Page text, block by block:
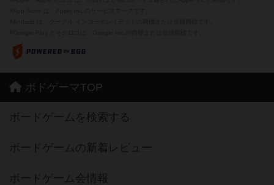
ボドゲーマTOP
ボードゲームを検索する
ボードゲームの新着レビュー
ボードゲーム会情報